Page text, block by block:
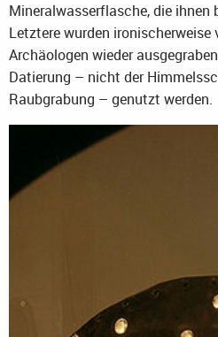
Mineralwasserflasche, die ihnen
Letztere wurden ironischerweise
Archäologen wieder
Datierung – nicht der
Raubgrabung – genutzt werden.